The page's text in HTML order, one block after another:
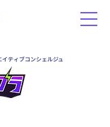
ティブコンシェルジュ